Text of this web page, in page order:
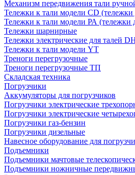
Механизм передвижения тали
Тележки к тали модели CD (тележки
Тележки к тали модели РА (тележки
Тележки шарнирные
Тележки электрические для талей
Тележки к тали модели YT
Треноги перегрузочные
Треноги перегрузочные ТП
Складская техника
Погрузчики
Аккумуляторы для погрузчиков
Погрузчики электрические
Погрузчики электрические
Погрузчики газ-бензин
Погрузчики дизельные
Навесное оборудование для
Подъемники
Подъемники мачтовые
Подъемники ножничные